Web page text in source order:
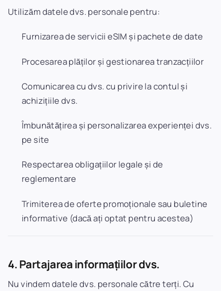
Utilizăm datele dvs. personale pentru:
Furnizarea de servicii eSIM și pachete de date
Procesarea plăților și gestionarea tranzacțiilor
Comunicarea cu dvs. cu privire la contul și
achizițiile dvs.
Îmbunătățirea și personalizarea experienței dvs.
pe site
Respectarea obligațiilor legale și de
reglementare
Trimiterea de oferte promoționale sau buletine
informative (dacă ați optat pentru acestea)
4. Partajarea informațiilor dvs.
Nu vindem datele dvs. personale către terți. Cu